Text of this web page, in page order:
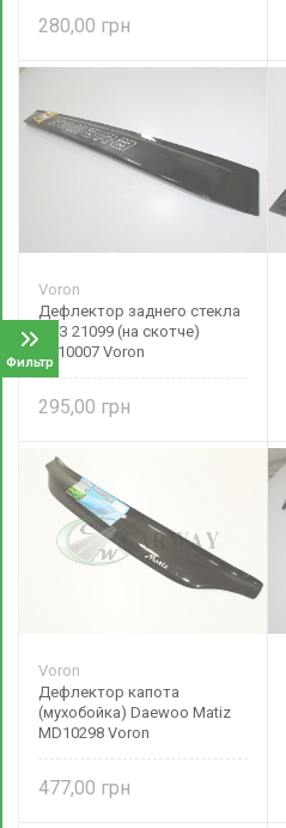
Фильтр
280,00
Voron
Дефлектор заднего стекла
ВАЗ 21099 (на скотче)
КВ10007 Voron
295,00
Voron
Дефлектор капота
(мухобойка) Daewoo Matiz
MD10298 Voron
477,00